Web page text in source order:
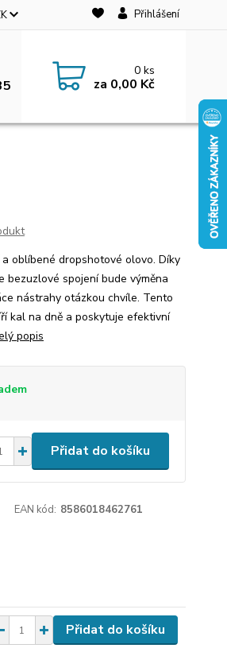
Přihlášení
0ks
za 0,00 Kč
oblíbené dropshotové olovo. Díky
bezuzlové spojení bude výměna
nástrahy otázkou chvíle. Tento
kal na dně a poskytuje efektivní
popis
Přidat do košíku
EAN kód: 8586018462761
Přidat do košíku